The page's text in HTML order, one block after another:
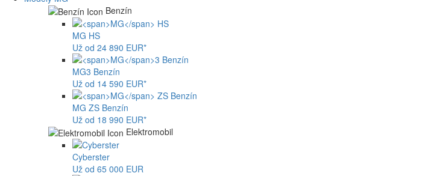
Benzín
MG HS
Už od 24 890 EUR*
MG3 Benzín
Už od 14 590 EUR*
MG ZS Benzín
Už od 18 990 EUR*
Elektromobil
Cyberster
Už od 65 000 EUR